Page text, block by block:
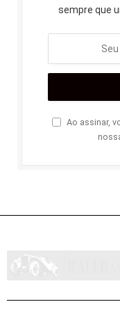
sempre que
Ao assinar,